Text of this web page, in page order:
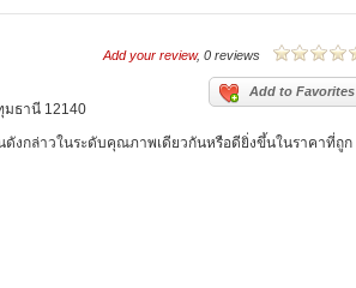
Add your review, 0 reviews
Add to Favorites
ธานี 12140
งกล่าวในระดับคุณภาพเดียวกันหรือดียิ่งขึ้นในราคาที่ถูก